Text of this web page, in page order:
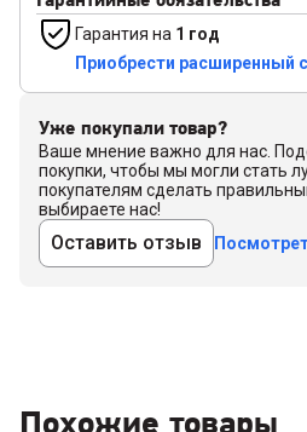
Гарантия на 1 год
Приобрести расширенный
Уже покупали товар?
Ваше мнение важно для нас.
покупки, чтобы мы могли стать
покупателям сделать
выбираете нас!
Оставить отзыв
Похожие товары